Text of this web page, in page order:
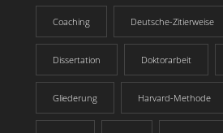
Coaching Deutsche-Zitierweise
Dissertation Doktorarbeit
Gliederung Harvard-Methode